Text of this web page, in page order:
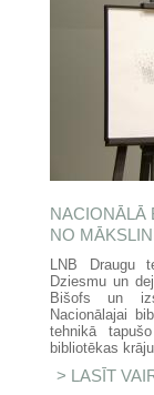
NACIONĀLĀ
NO
LNB Draugu
Dziesmu un
Bišofs un
Nacionālajai
tehnikā
bibliotēkas
LASĪT